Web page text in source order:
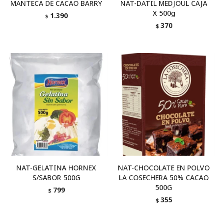
MANTECA DE CACAO BARRY
$ 1.390
NAT-DATIL MEDJOUL CAJA
X 500g
$ 370
NAT-GELATINA HORNEX
S/SABOR 500G
$ 799
NAT-CHOCOLATE EN POLVO
LA COSECHERA 50% CACAO
500G
$ 355